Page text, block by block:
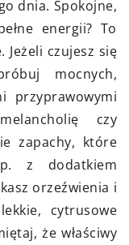
dnia. Spokojne,
energii? To
Jeżeli czujesz się
mocnych,
przyprawowymi
czy
zapachy, które
z dodatkiem
orzeźwienia i
cytrusowe
że właściwy